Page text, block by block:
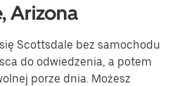
Arizona
Scottsdale bez samochodu
do odwiedzenia, a potem
porze dnia. Możesz